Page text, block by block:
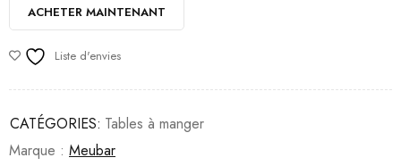
ACHETER MAINTENANT
Liste d'envies
CATÉGORIES: Tables à manger
Marque : Meubar